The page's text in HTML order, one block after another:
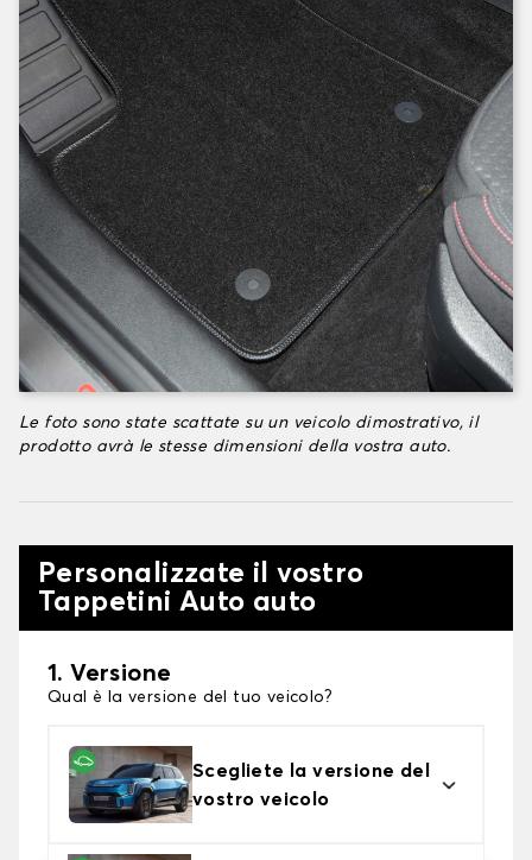
Le foto sono state scattate su un veicolo dimostrativo, il
prodotto avrà le stesse dimensioni della vostra auto.
Personalizzate il vostro
Tappetini Auto auto
1. Versione
Qual è la versione del tuo veicolo?
Scegliete la versione del
vostro veicolo